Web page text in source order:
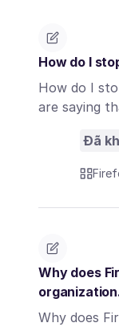
How do I
How do I
are saying
Đã
Why does
Why does